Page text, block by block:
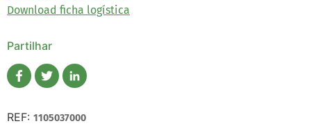
Download ficha logística
Partilhar
REF: 1105037000